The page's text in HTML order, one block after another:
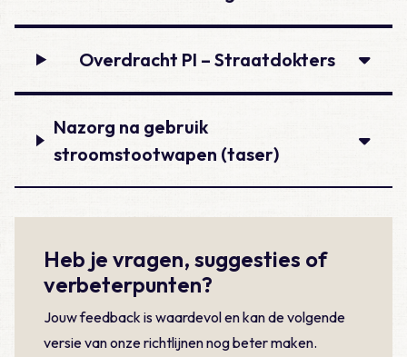
Overdracht PI – Straatdokters
Nazorg na gebruik
stroomstootwapen (taser)
Heb je vragen, suggesties of
verbeterpunten?
Jouw feedback is waardevol en kan de volgende
versie van onze richtlijnen nog beter maken.